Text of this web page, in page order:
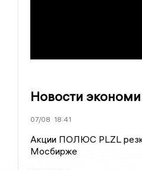
Новости
07/08 18:41
Акции ПОЛЮС PLZL
Мосбирже